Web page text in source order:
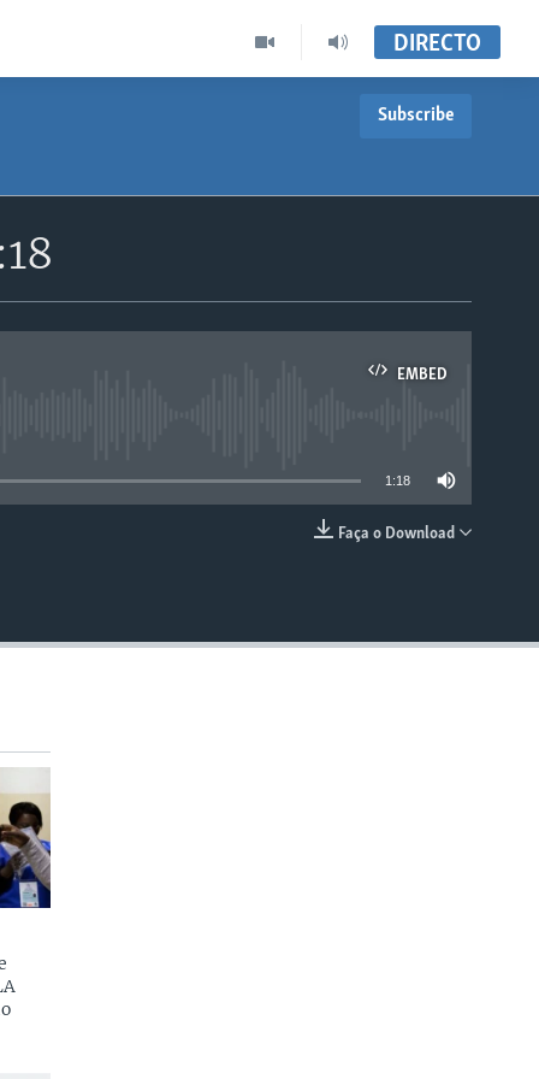
DIRECTO
Subscribe
EMBED
1:18
Faça o Download